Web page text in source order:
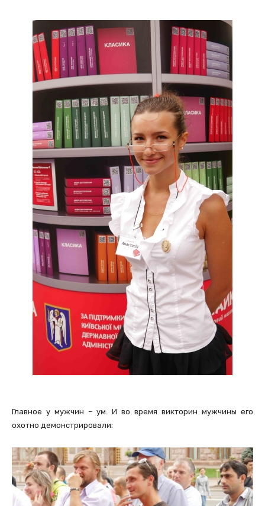
Главное у мужчин – ум. И во время викторин мужчины его
охотно демонстрировали: